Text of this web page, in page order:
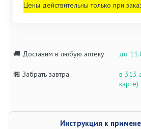
Цены действительны только при
🚚 Доставим в любую аптеку до
🏪 Забрать завтра
в 313
карте)
Инструкция к